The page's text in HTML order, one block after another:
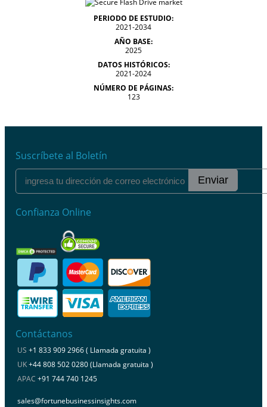
PERIODO DE ESTUDIO:
2021-2034
AÑO BASE:
2025
DATOS HISTÓRICOS:
2021-2024
NÚMERO DE PÁGINAS:
123
Suscríbete al Boletín
Enviar
Confianza Online
Contáctanos
US +1 833 909 2966 ( Llamada gratuita )
UK+44 808 502 0280 (Llamada gratuita )
APAC +91 744 740 1245
sales@fortunebusinessinsights.com